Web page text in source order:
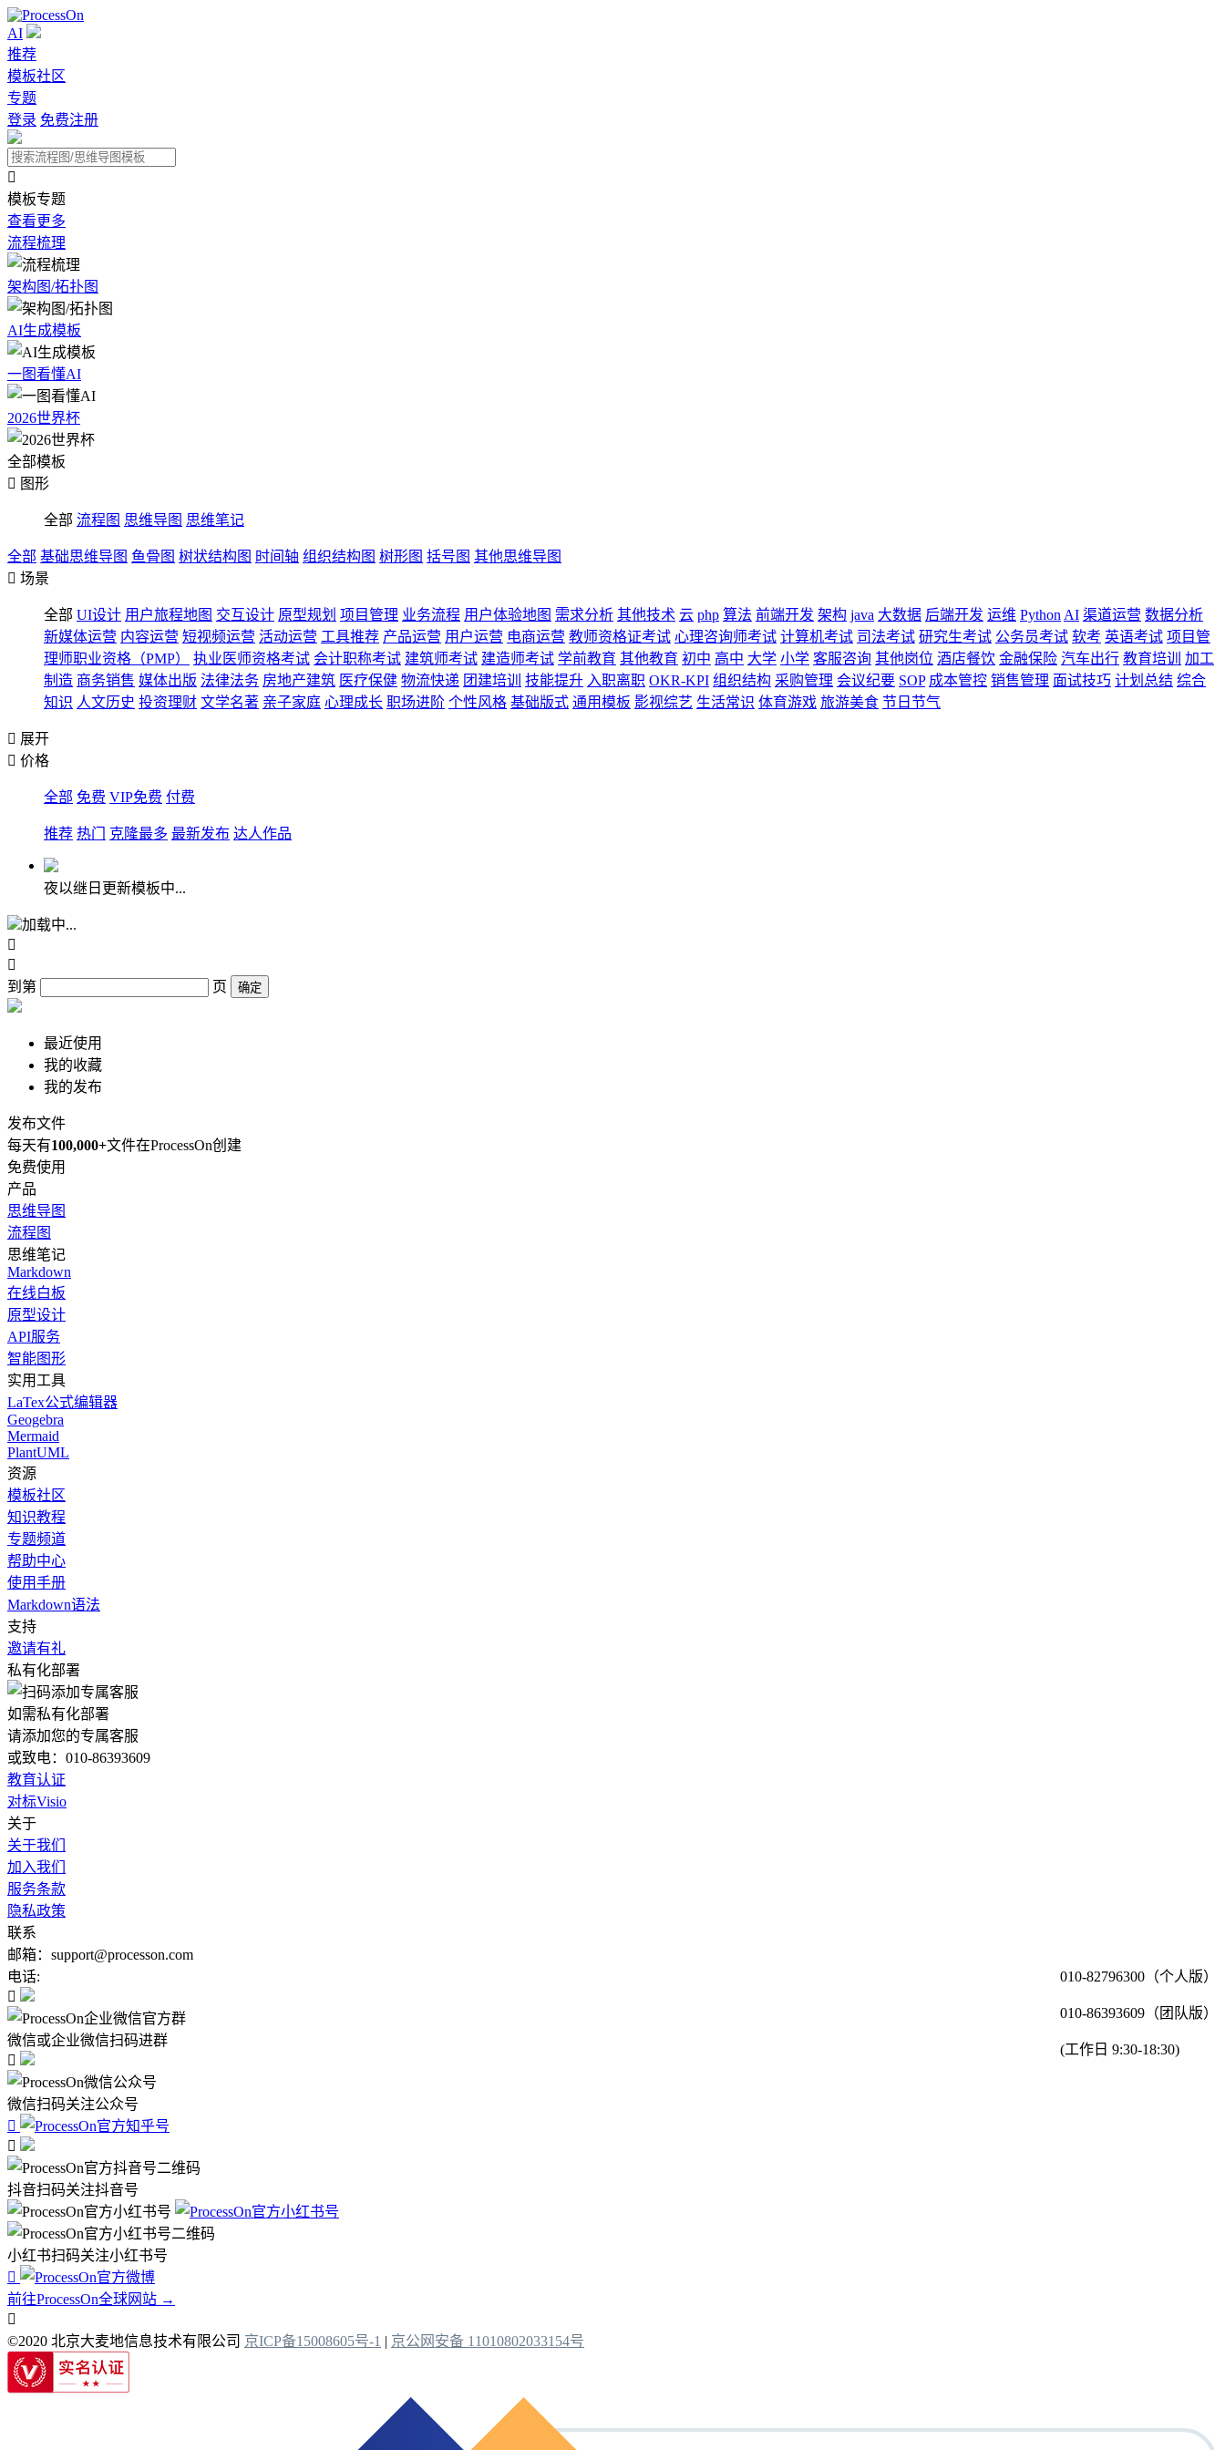
AI
推荐
模板社区
专题
登录 免费注册

模板专题
查看更多
流程梳理
架构图/拓扑图
AI生成模板
一图看懂AI
2026世界杯
全部模板
 图形
全部 流程图 思维导图 思维笔记
全部 基础思维导图 鱼骨图 树状结构图 时间轴 组织结构图 树形图 括号图 其他思维导图
 场景
全部 UI设计 用户旅程地图 交互设计 原型规划 项目管理 业务流程 用户体验地图 需求分析 其他技术 云 php 算法 前端开发 架构 java 大数据 后端开发 运维 Python AI 渠道运营 数据分析
新媒体运营 内容运营 短视频运营 活动运营 工具推荐 产品运营 用户运营 电商运营 教师资格证考试 心理咨询师考试 计算机考试 司法考试 研究生考试 公务员考试 软考 英语考试 项目管
理师职业资格（PMP）
执业医师资格考试 会计职称考试 建筑师考试 建造师考试 学前教育 其他教育 初中 高中 大学 小学 客服咨询 其他岗位 酒店餐饮 金融保险 汽车出行 教育培训
加工
制造 商务销售 媒体出版 法律法务 房地产建筑 医疗保健 物流快递 团建培训 技能提升 入职离职 OKR-KPI 组织结构 采购管理 会议纪要 SOP 成本管控 销售管理 面试技巧 计划总结 综合
知识 人文历史 投资理财 文学名著 亲子家庭 心理成长 职场进阶 个性风格 基础版式 通用模板 影视综艺 生活常识 体育游戏 旅游美食 节日节气
 展开
 价格
全部 免费 VIP免费 付费
推荐 热门 克隆最多 最新发布 达人作品
夜以继日更新模板中...
加载中...


到第
页 确定
最近使用
我的收藏
我的发布
发布文件
每天有100,000+文件在ProcessOn创建
免费使用
产品
思维导图
流程图
思维笔记
Markdown
在线白板
原型设计
API服务
智能图形
实用工具
LaTex公式编辑器
Geogebra
Mermaid
PlantUML
资源
模板社区
知识教程
专题频道
帮助中心
使用手册
Markdown语法
支持
邀请有礼
私有化部署
如需私有化部署
请添加您的专属客服
或致电：010-86393609
教育认证
对标Visio
关于
关于我们
加入我们
服务条款
隐私政策
联系
邮箱：support@processon.com
电话:
010-82796300（个人版）
010-86393609（团队版）
(工作日 9:30-18:30)

微信或企业微信扫码进群

微信扫码关注公众号


抖音扫码关注抖音号
小红书扫码关注小红书号

前往ProcessOn全球网站 →

©2020 北京大麦地信息技术有限公司 京ICP备15008605号-1 | 京公网安备 11010802033154号